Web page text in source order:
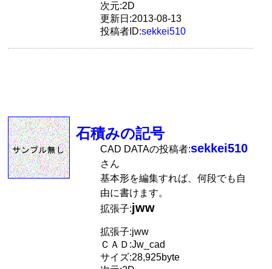
次元:2D
更新日:2013-08-13
投稿者ID:sekkei510
石積みの記号
CAD DATAの投稿者:sekkei510
さん
基本形を編集すれば、何段でも自
由に書けます。
拡張子:jww
拡張子:jww
ＣＡＤ:Jw_cad
サイズ:28,925byte